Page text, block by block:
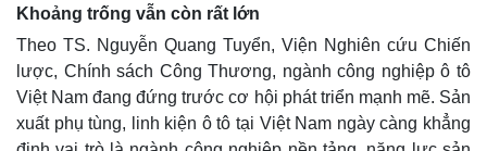
Khoảng trống vẫn còn rất lớn
Theo TS. Nguyễn Quang Tuyển, Viện Nghiên cứu Chiến
lược, Chính sách Công Thương, ngành công nghiệp ô tô
Việt Nam đang đứng trước cơ hội phát triển mạnh mẽ. Sản
xuất phụ tùng, linh kiện ô tô tại Việt Nam ngày càng khẳng